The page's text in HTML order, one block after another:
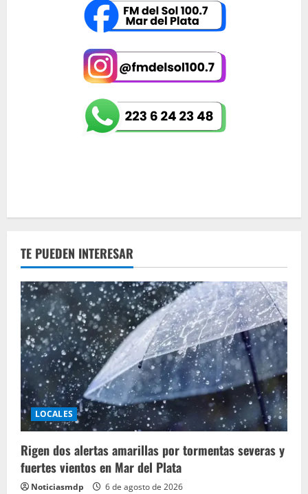
TE PUEDEN INTERESAR
LOCALES
Rigen dos alertas amarillas por tormentas severas y
fuertes vientos en Mar del Plata
Noticiasmdp 6 de agosto de 2026